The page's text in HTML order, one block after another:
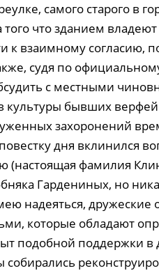
самого старого в
того что зданием
к взаимному согласию,
судя по
с местными
культуры бывших
захоронений
дня вклинился
(настоящая фамилия
Гардениных, но
надеяться,
которые обладают
подобной поддержки в
собирались